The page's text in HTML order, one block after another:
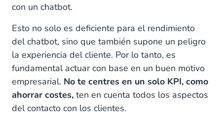
con un chatbot.
Esto no solo es deficiente para el rendimiento
del chatbot, sino que también supone un peligro
la experiencia del cliente. Por lo tanto, es
fundamental actuar con base en un buen motivo
empresarial. No te centres en un solo KPI, como
ahorrar costes, ten en cuenta todos los aspectos
del contacto con los clientes.